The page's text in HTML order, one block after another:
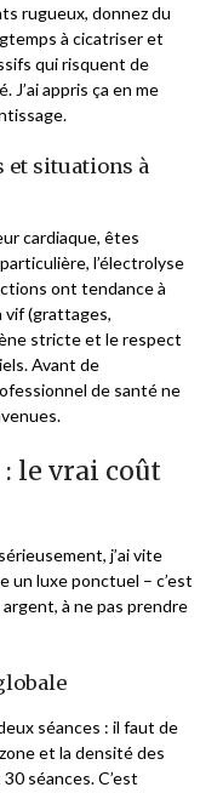
rugueux, donnez du
à cicatriser et
qui risquent de
appris ça en me
et situations à
cardiaque, êtes
l’électrolyse
ont tendance à
vif (grattages,
stricte et le respect
Avant de
de santé ne
le vrai coût
j’ai vite
un luxe ponctuel – c’est
à ne pas prendre
séances : il faut de
et la densité des
séances. C’est